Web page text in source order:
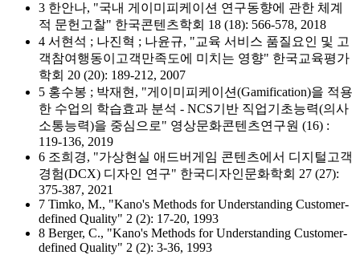
3 한안나, "국내 게이미피케이션 연구동향에 관한 체계
적 문헌고찰" 한국콘텐츠학회 18 (18): 566-578, 2018
4 서현석 ; 나진혁 ; 나윤규, "교육 서비스 품질요인 및 고
객참여행동이고객만족도에 미치는 영향" 한국교육평가
학회 20 (20): 189-212, 2007
5 홍수봉 ; 박재현, "게이미피케이션(Gamification)을 적용
한 수업의 학습효과 분석 - NCS기반 직업기초능력(의사
소통능력)을 중심으로" 영상문화콘텐츠연구원 (16) :
119-136, 2019
6 조희경, "가상현실 애드버게임 콘텐츠에서 디지털고객
경험(DCX) 디자인 연구" 한국디자인문화학회 27 (27):
375-387, 2021
7 Timko, M., "Kano's Methods for Understanding Customer-
defined Quality" 2 (2): 17-20, 1993
8 Berger, C., "Kano's Methods for Understanding Customer-
defined Quality" 2 (2): 3-36, 1993